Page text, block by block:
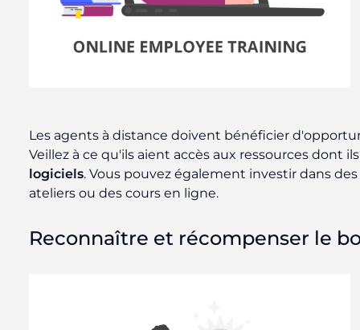
Les agents à distance doivent bénéficier
Veillez à ce qu'ils aient accès aux ressources dont
logiciels. Vous pouvez également investir dans
ateliers ou des cours en ligne.
Reconnaître et récompenser le